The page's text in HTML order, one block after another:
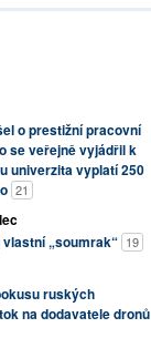
o prestižní pracovní
se veřejně vyjádřil k
univerzita vyplatí 250
21
„soumrak“ 19
ruských
na dodavatele dronů